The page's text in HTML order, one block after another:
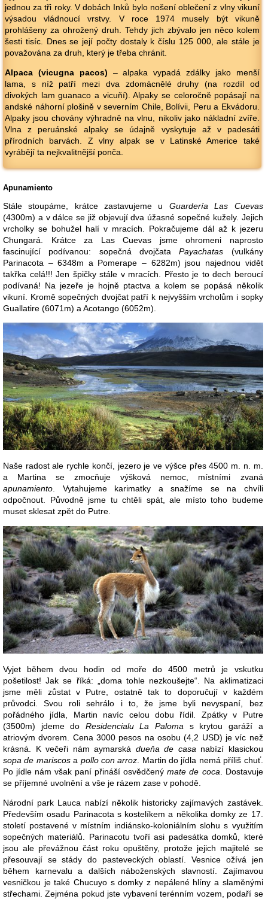
jednou za tři roky. V dobách Inků bylo nošení oblečení z vlny vikuní
výsadou vládnoucí vrstvy. V roce 1974 musely být vikuně
prohlášeny za ohrožený druh. Tehdy jich zbývalo jen něco kolem
šesti tisíc. Dnes se její počty dostaly k číslu 125 000, ale stále je
považována za druh, který je třeba chránit.
Alpaca (vicugna pacos) – alpaka vypadá zdálky jako menší
lama, s níž patří mezi dva zdomácnělé druhy (na rozdíl od
divokých lam guanaco a vicuňí). Alpaky se celoročně popásají na
andské náhorní plošině v severním Chile, Bolívii, Peru a Ekvádoru.
Alpaky jsou chovány výhradně na vlnu, nikoliv jako nákladní zvíře.
Vlna z peruánské alpaky se údajně vyskytuje až v padesáti
přírodních barvách. Z vlny alpak se v Latinské Americe také
vyrábějí ta nejkvalitnější ponča.
Apunamiento
Stále stoupáme, krátce zastavujeme u Guardería Las Cuevas
(4300m) a v dálce se již objevují dva úžasné sopečné kužely. Jejich
vrcholky se bohužel halí v mracích. Pokračujeme dál až k jezeru
Chungará. Krátce za Las Cuevas jsme ohromeni naprosto
fascinující podívanou: sopečná dvojčataPayachatas (vulkány
Parinacota – 6348m a Pomerape – 6282m) jsou najednou vidět
takřka celá!!! Jen špičky stále v mracích. Přesto je to dech beroucí
podívaná! Na jezeře je hojně ptactva a kolem se popásá několik
vikuní. Kromě sopečných dvojčat patří k nejvyšším vrcholům i sopky
Guallatire (6071m) a Acotango (6052m).
Naše radost ale rychle končí, jezero je ve výšce přes 4500 m. n. m.
a Martina se zmocňuje výšková nemoc, místními zvaná
apunamiento. Vytahujeme karimatky a snažíme se na chvíli
odpočnout. Původně jsme tu chtěli spát, ale místo toho budeme
muset sklesat zpět do Putre.
Vyjet během dvou hodin od moře do 4500 metrů je vskutku
pošetilost! Jak se říká: „doma tohle nezkoušejte“. Na aklimatizaci
jsme měli zůstat v Putre, ostatně tak to doporučují v každém
průvodci. Svou roli sehrálo i to, že jsme byli nevyspaní, bez
pořádného jídla, Martin navíc celou dobu řídil. Zpátky v Putre
(3500m) jdeme do Residencialu La Paloma s krytou garáží a
atriovým dvorem. Cena 3000 pesos na osobu (4,2 USD) je víc než
krásná. K večeři nám aymarská dueňa de casa nabízí klasickou
sopa de mariscosa pollo con arroz . Martin do jídla nemá příliš chuť.
Po jídle nám však paní přináší osvědčenýmate de coca . Dostavuje
se příjemné uvolnění a vše je rázem zase v pohodě.
Národní park Lauca nabízí několik historicky zajímavých zastávek.
Především osadu Parinacota s kostelíkem a několika domky ze 17.
století postavené v místním indiánsko-koloniálním slohu s využitím
sopečných materiálů. Parinacotu tvoří asi padesátka domků, které
jsou ale převážnou část roku opuštěny, protože jejich majitelé se
přesouvají se stády do pasteveckých oblastí. Vesnice ožívá jen
během karnevalu a dalších náboženských slavností. Zajímavou
vesničkou je také Chucuyo s domky z nepálené hlíny a slaměnými
střechami. Zejména pokud jste vybavení terénním vozem, podaří se